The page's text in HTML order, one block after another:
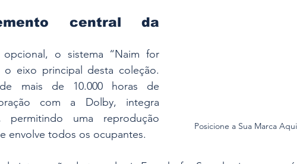
Posicione a Sua Marca Aqui
central da
o sistema “Naim for
o eixo principal desta coleção.
mais de 10.000 horas de
com a Dolby, integra
permitindo uma reprodução
envolve todos os ocupantes.